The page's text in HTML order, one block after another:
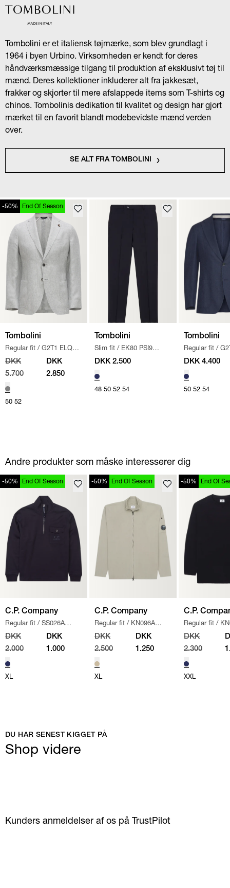
Tombolini er et italiensk tøjmærke, som blev grundlagt i
1964 i byen Urbino. Virksomheden er kendt for deres
håndværksmæssige tilgang til produktion af eksklusivt tøj til
mænd. Deres kollektioner inkluderer alt fra jakkesæt,
frakker og skjorter til mere afslappede items som T-shirts og
chinos. Tombolinis dedikation til kvalitet og design har gjort
mærket til en favorit blandt modebevidste mænd verden
over.
SE ALT FRA TOMBOLINI
-50% End Of Season
Tombolini
Regular fit / G2T1 ELQH
JAKKE (050)
LYS GRÅ
DKK
5.700
DKK
2.850
50 52
Tombolini
Slim fit / EK80 PSI9
BUKSER / NAVY
DKK 2.500
48 50 52 54
Tombolini
Regular fit /
BLAZER
/ BLÅ
DKK 4.400
50 52 54
Andre produkter som måske interesserer dig
-50% End Of Season
C.P. Company
Regular fit / SS026A
005086W SWEATSHIRT
DKK
2.000
DKK
1.000
XL
-50% End Of Season
C.P. Company
Regular fit / KN096A
110560A STRIK / SAND
DKK
2.500
DKK
1.250
XL
-50% End Of
C.P.
Regular fit /
/ NAVY
DKK
2.300
XXL
DU HAR SENEST KIGGET PÅ
Shop videre
Kunders anmeldelser af os på TrustPilot